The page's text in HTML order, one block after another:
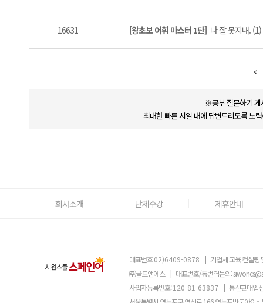
16631 [왕초보 어휘 마스터 1탄] 나 잘 못지내. (1)
※공부 질문하기 게
최대한 빠른 시일 내에 답변드리도록 노
회사소개 단체수강 제휴안내
대표번호02)6409-0878 | 기업체 교육 컨설팅
㈜골드앤에스 | 대표번호/통번역문의:
사업자등록번호:120-81-63837 | 통신판매업